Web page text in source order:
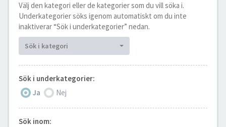
Välj den kategori eller de kategorier som du vill söka i.
Underkategorier söks igenom automatiskt om du inte
inaktiverar “Sök i underkategorier” nedan.
Sök i kategori
Sök i underkategorier:
Ja
Nej
Sök inom: